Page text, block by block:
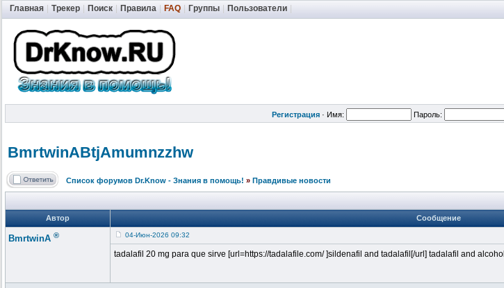
Главная Трекер Поиск Правила FAQ Группы Пользователи
Регистрация · Имя: Пароль:
BmrtwinABtjAmumnzzhw
Список форумов Dr.Know - Знания в помощь! » Правдивые новости
Автор Сообщение
BmrtwinA ® 04-Июн-2026 09:32
tadalafil 20 mg para que sirve [url=https://tadalafile.com/ ]sildenafil and tadalafil[/url] tadalafil and alcohol